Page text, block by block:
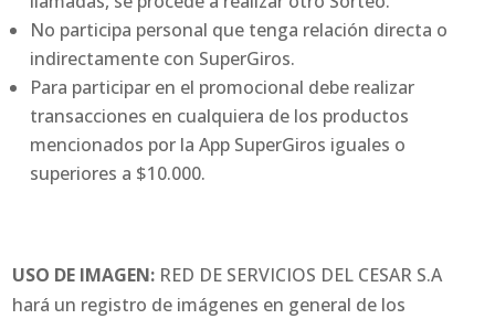
No participa personal que tenga relación directa o
indirectamente con SuperGiros.
Para participar en el promocional debe realizar
transacciones en cualquiera de los productos
mencionados por la App SuperGiros iguales o
superiores a $10.000.
USO DE IMAGEN: RED DE SERVICIOS DEL CESAR S.A
hará un registro de imágenes en general de los